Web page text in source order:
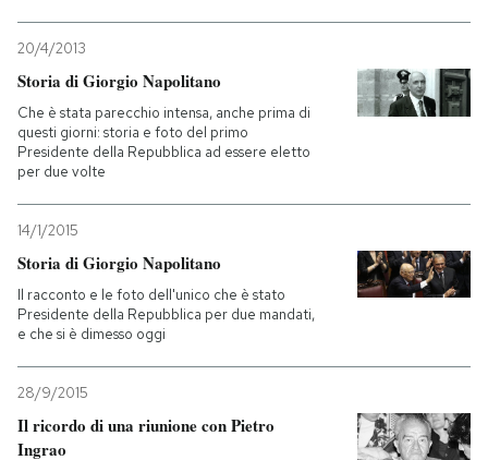
20/4/2013
Storia di Giorgio Napolitano
Che è stata parecchio intensa, anche prima di
questi giorni: storia e foto del primo
Presidente della Repubblica ad essere eletto
per due volte
14/1/2015
Storia di Giorgio Napolitano
Il racconto e le foto dell'unico che è stato
Presidente della Repubblica per due mandati,
e che si è dimesso oggi
28/9/2015
Il ricordo di una riunione con Pietro
Ingrao